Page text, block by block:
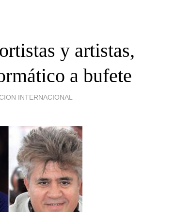
y artistas,
a bufete
INTERNACIONAL